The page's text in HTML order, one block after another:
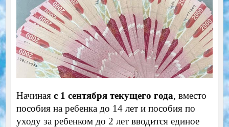
Начиная с 1 сентября текущего года, вместо
пособия на ребенка до 14 лет и пособия по
уходу за ребенком до 2 лет вводится единое